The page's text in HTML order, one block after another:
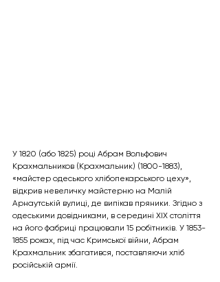
У 1820 (або 1825) році Абрам Вольфович
Крахмальников (Крахмальник) (1800-1883),
«майстер одеського хлібопекарського цеху»,
відкрив невеличку майстерню на Малій
Арнаутській вулиці, де випікав пряники. Згідно з
одеськими довідниками, в середині ХІХ століття
на його фабриці працювали 15 робітників. У 1853-
1855 роках, під час Кримської війни, Абрам
Крахмальник збагатився, поставляючи хліб
російській армії.